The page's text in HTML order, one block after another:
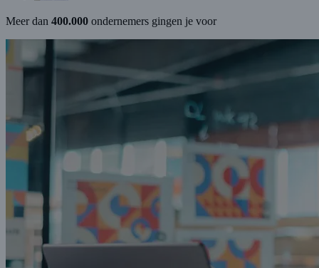
Meer dan 400.000 ondernemers gingen je voor